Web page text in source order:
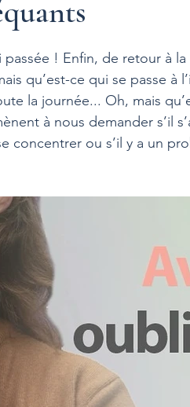
Accouchement القهري
! Enfin, de retour à
qu’est-ce qui se passe à
la journée... Oh, mais
à nous demander s’il
concentrer ou s’il y a un